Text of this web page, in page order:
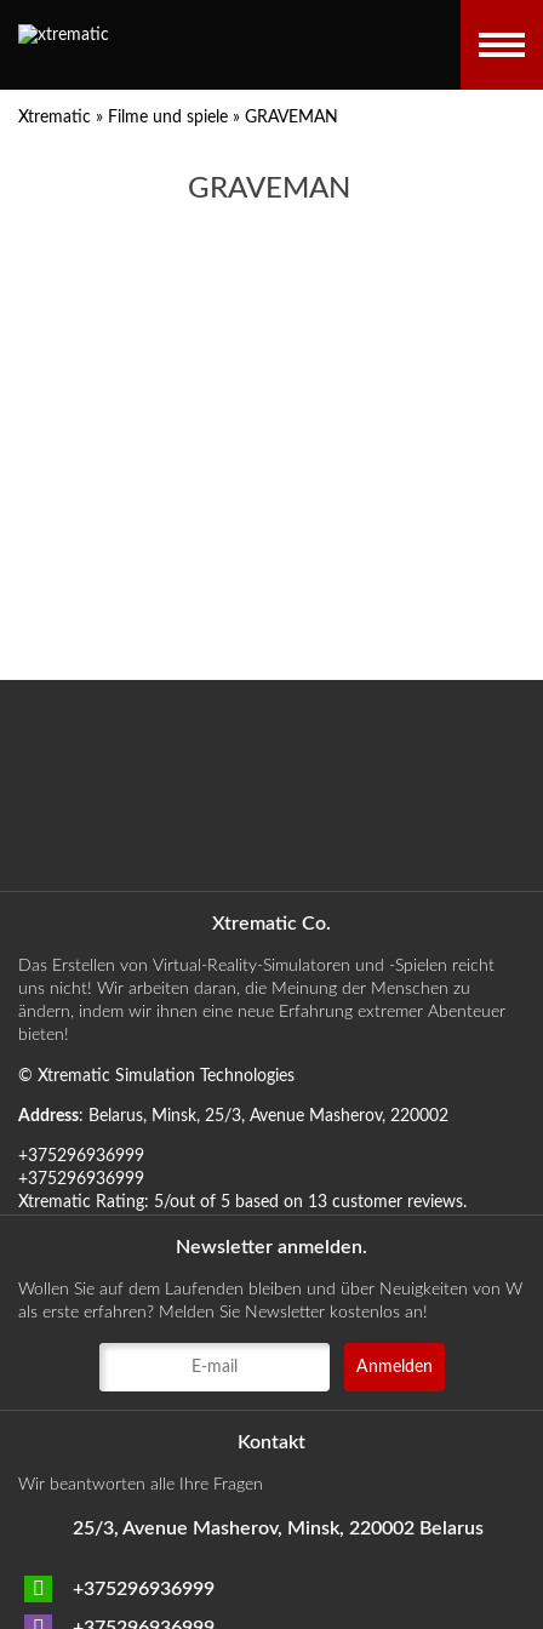
Xtrematic » Filme und spiele » GRAVEMAN
GRAVEMAN
Xtrematic Co.
Das Erstellen von Virtual-Reality-Simulatoren und -Spielen reicht
uns nicht! Wir arbeiten daran, die Meinung der Menschen zu
ändern, indem wir ihnen eine neue Erfahrung extremer Abenteuer
bieten!
© Xtrematic Simulation Technologies
Address: Belarus, Minsk, 25/3, Avenue Masherov, 220002
+375296936999
+375296936999
Xtrematic Rating: 5/out of 5 based on 13 customer reviews.
Newsletter anmelden.
Wollen Sie auf dem Laufenden bleiben und über Neuigkeiten von W
als erste erfahren? Melden Sie Newsletter kostenlos an!
Kontakt
Wir beantworten alle Ihre Fragen
25/3, Avenue Masherov, Minsk, 220002 Belarus
+375296936999